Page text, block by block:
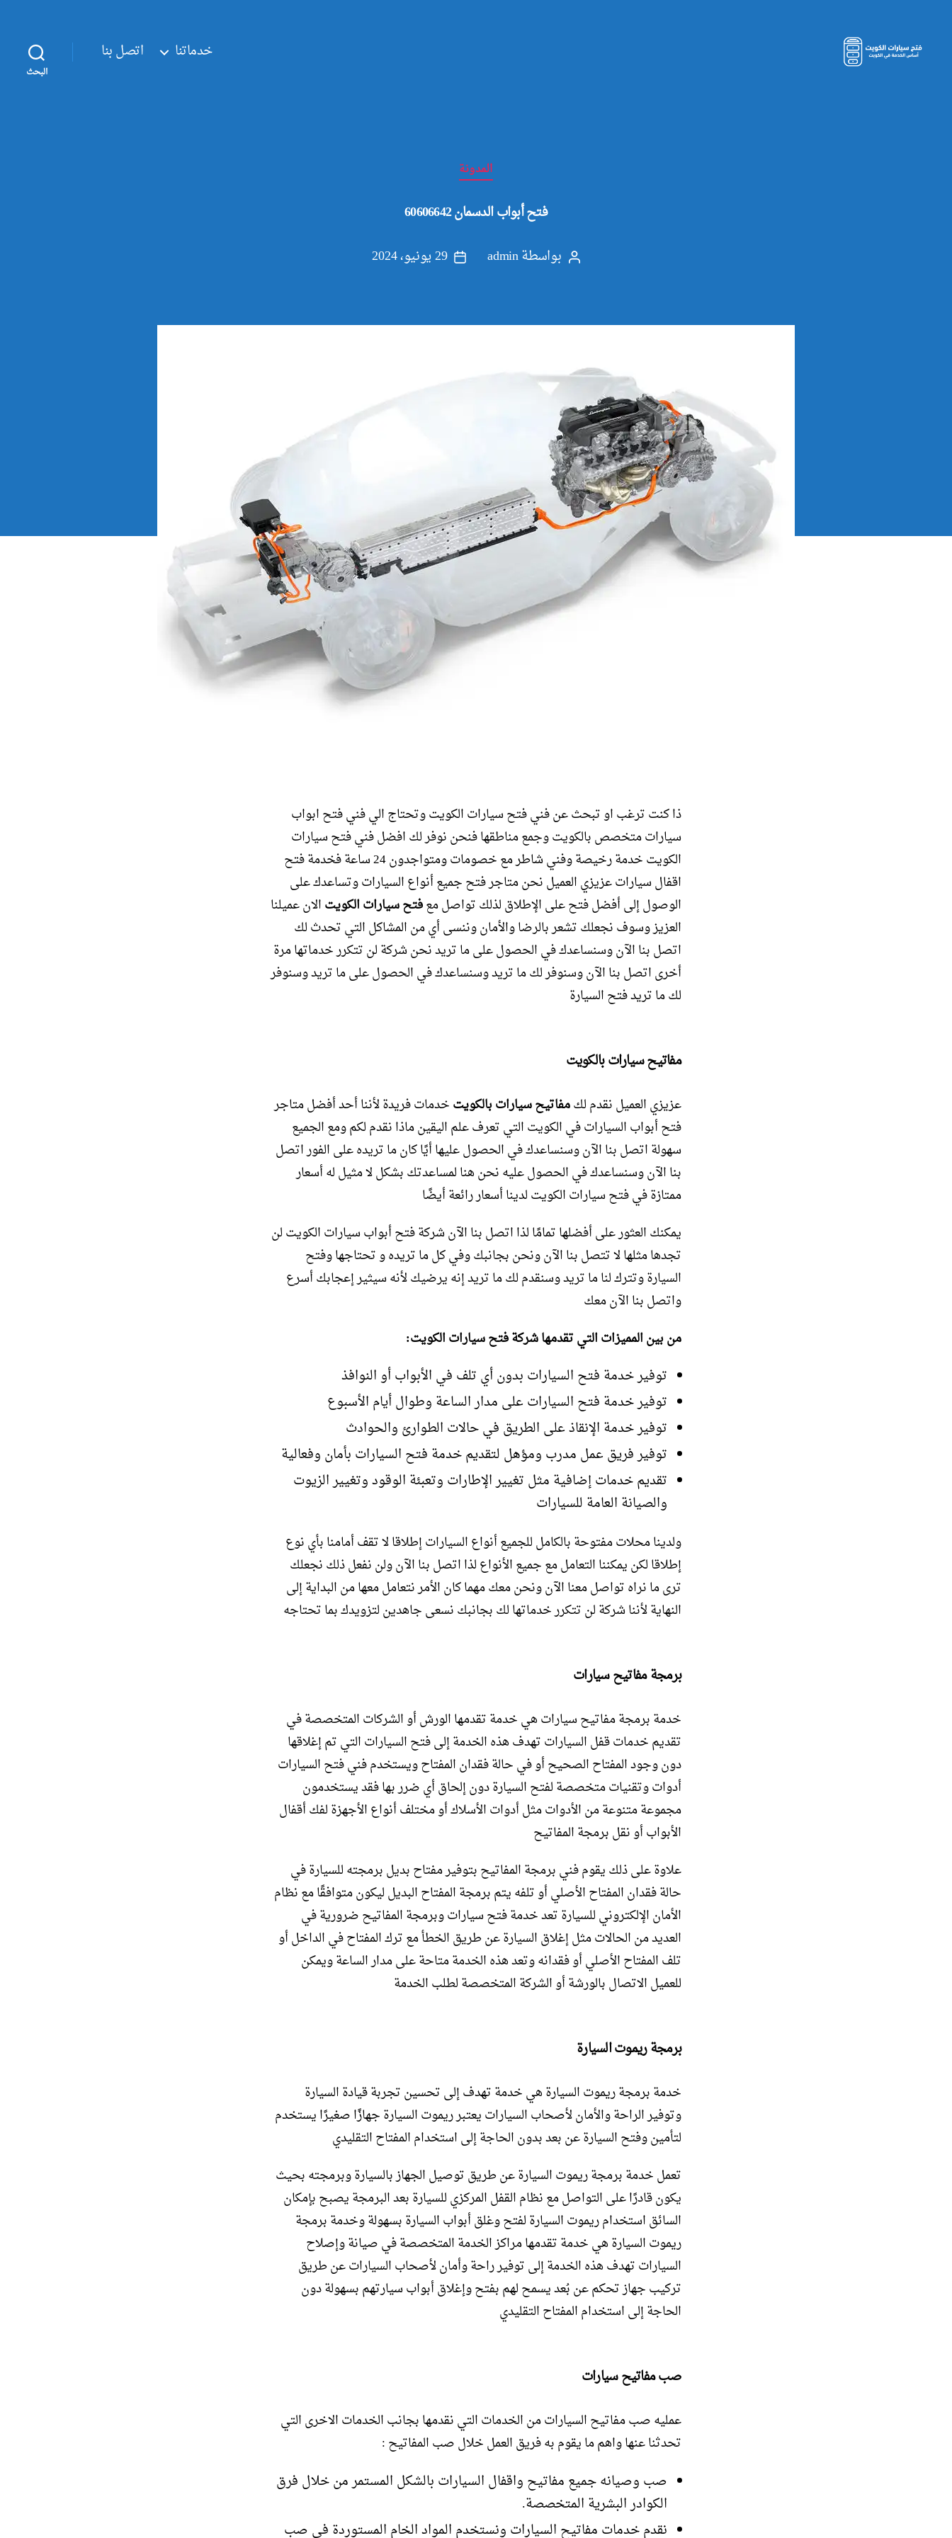
خدماتنا اتصل بنا
البحث
التصنيفاتالمدونة
فتح أبواب الدسمان 60606642
كاتببواسطةadmin
تاريخ
29 يونيو، 2024
ذا كنت ترغب او تبحث عن فني فتح سيارات الكويت وتحتاج الي فني فتح ابواب
سيارات متخصص بالكويت وجمع مناطقها فنحن نوفر لك افضل فني فتح سيارات
الكويت خدمة رخيصة وفني شاطر مع خصومات ومتواجدون 24 ساعة فخدمة فتح
اقفال سيارات عزيزي العميل نحن متاجر فتح جميع أنواع السيارات وتساعدك على
الوصول إلى أفضل فتح على الإطلاق لذلك تواصل معفتح سيارات الكويتالان عميلنا
العزيز وسوف نجعلك تشعر بالرضا والأمان وننسى أي من المشاكل التي تحدث لك
اتصل بنا الآن وسنساعدك في الحصول على ما تريد نحن شركة لن تتكرر خدماتها مرة
أخرى اتصل بنا الآن وسنوفر لك ما تريد وسنساعدك في الحصول على ما تريد وسنوفر
لك ما تريد فتح السيارة
مفاتيح سيارات بالكويت
عزيزي العميل نقدم لكمفاتيح سيارات بالكويتخدمات فريدة لأننا أحد أفضل متاجر
فتح أبواب السيارات في الكويت التي تعرف علم اليقين ماذا نقدم لكم ومع الجميع
سهولة اتصل بنا الآن وسنساعدك في الحصول عليها أيًا كان ما تريده على الفور اتصل
بنا الآن وسنساعدك في الحصول عليه نحن هنا لمساعدتك بشكل لا مثيل له أسعار
ممتازة في فتح سيارات الكويت لدينا أسعار رائعة أيضًا
يمكنك العثور على أفضلها تمامًا لذا اتصل بنا الآن شركة فتح أبواب سيارات الكويت لن
تجدها مثلها لا تتصل بنا الآن ونحن بجانبك وفي كل ما تريده و تحتاجها وفتح
السيارة وتترك لنا ما تريد وسنقدم لك ما تريد إنه يرضيك لأنه سيثير إعجابك أسرع
واتصل بنا الآن معك
من بين المميزات التي تقدمها شركة فتح سيارات الكويت:
توفير خدمة فتح السيارات بدون أي تلف في الأبواب أو النوافذ
توفير خدمة فتح السيارات على مدار الساعة وطوال أيام الأسبوع
توفير خدمة الإنقاذ على الطريق في حالات الطوارئ والحوادث
توفير فريق عمل مدرب ومؤهل لتقديم خدمة فتح السيارات بأمان وفعالية
تقديم خدمات إضافية مثل تغيير الإطارات وتعبئة الوقود وتغيير الزيوت
والصيانة العامة للسيارات
ولدينا محلات مفتوحة بالكامل للجميع أنواع السيارات إطلاقا لا تقف أمامنا بأي نوع
إطلاقا لكن يمكننا التعامل مع جميع الأنواع لذا اتصل بنا الآن ولن نفعل ذلك نجعلك
ترى ما نراه تواصل معنا الآن ونحن معك مهما كان الأمر نتعامل معها من البداية إلى
النهاية لأننا شركة لن تتكرر خدماتها لك بجانبك نسعى جاهدين لتزويدك بما تحتاجه
برمجة مفاتيح سيارات
خدمة برمجة مفاتيح سيارات هي خدمة تقدمها الورش أو الشركات المتخصصة في
تقديم خدمات قفل السيارات تهدف هذه الخدمة إلى فتح السيارات التي تم إغلاقها
دون وجود المفتاح الصحيح أو في حالة فقدان المفتاح ويستخدم فني فتح السيارات
أدوات وتقنيات متخصصة لفتح السيارة دون إلحاق أي ضرر بها فقد يستخدمون
مجموعة متنوعة من الأدوات مثل أدوات الأسلاك أو مختلف أنواع الأجهزة لفك أقفال
الأبواب أو نقل برمجة المفاتيح
علاوة على ذلك يقوم فني برمجة المفاتيح بتوفير مفتاح بديل برمجته للسيارة في
حالة فقدان المفتاح الأصلي أو تلفه يتم برمجة المفتاح البديل ليكون متوافقًا مع نظام
الأمان الإلكتروني للسيارة تعد خدمة فتح سيارات وبرمجة المفاتيح ضرورية في
العديد من الحالات مثل إغلاق السيارة عن طريق الخطأ مع ترك المفتاح في الداخل أو
تلف المفتاح الأصلي أو فقدانه وتعد هذه الخدمة متاحة على مدار الساعة ويمكن
للعميل الاتصال بالورشة أو الشركة المتخصصة لطلب الخدمة
برمجة ريموت السيارة
خدمة برمجة ريموت السيارة هي خدمة تهدف إلى تحسين تجربة قيادة السيارة
وتوفير الراحة والأمان لأصحاب السيارات يعتبر ريموت السيارة جهازًا صغيرًا يستخدم
لتأمين وفتح السيارة عن بعد بدون الحاجة إلى استخدام المفتاح التقليدي
تعمل خدمة برمجة ريموت السيارة عن طريق توصيل الجهاز بالسيارة وبرمجته بحيث
يكون قادرًا على التواصل مع نظام القفل المركزي للسيارة بعد البرمجة يصبح بإمكان
السائق استخدام ريموت السيارة لفتح وغلق أبواب السيارة بسهولة وخدمة برمجة
ريموت السيارة هي خدمة تقدمها مراكز الخدمة المتخصصة في صيانة وإصلاح
السيارات تهدف هذه الخدمة إلى توفير راحة وأمان لأصحاب السيارات عن طريق
تركيب جهاز تحكم عن بُعد يسمح لهم بفتح وإغلاق أبواب سيارتهم بسهولة دون
الحاجة إلى استخدام المفتاح التقليدي
صب مفاتيح سيارات
عمليه صب مفاتيح السيارات من الخدمات التي نقدمها بجانب الخدمات الاخرى التي
تحدثنا عنها واهم ما يقوم به فريق العمل خلال صب المفاتيح :
صب وصيانه جميع مفاتيح واقفال السيارات بالشكل المستمر من خلال فرق
الكوادر البشرية المتخصصة.
نقدم خدمات مفاتيح السيارات ونستخدم المواد الخام المستوردة في صب